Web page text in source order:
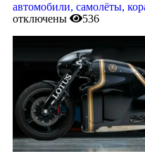
автомобили, самолёты,
отключены
536